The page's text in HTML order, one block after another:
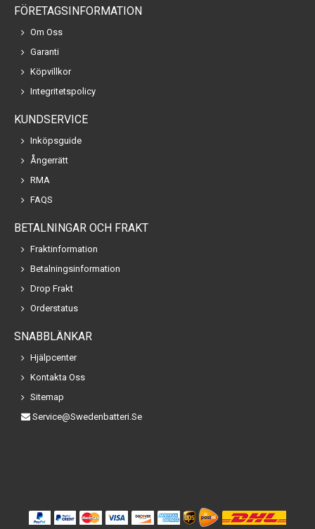
FÖRETAGSINFORMATION
Om Oss
Garanti
Köpvillkor
Integritetspolicy
KUNDSERVICE
Inköpsguide
Ångerrätt
RMA
FAQS
BETALNINGAR OCH FRAKT
Fraktinformation
Betalningsinformation
Drop Frakt
Orderstatus
SNABBLÄNKAR
Hjälpcenter
Kontakta Oss
Sitemap
Service@swedenbatteri.se